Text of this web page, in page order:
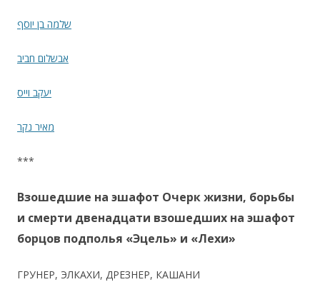
שלמה בן יוסף
אבשלום חביב
יעקב וייס
מאיר נקר
***
Взошедшие на эшафот Очерк жизни, борьбы
и смерти двенадцати взошедших на эшафот
борцов подполья «Эцель» и «Лехи»
ГРУНЕР, ЭЛКАХИ, ДРЕЗНЕР, КАШАНИ